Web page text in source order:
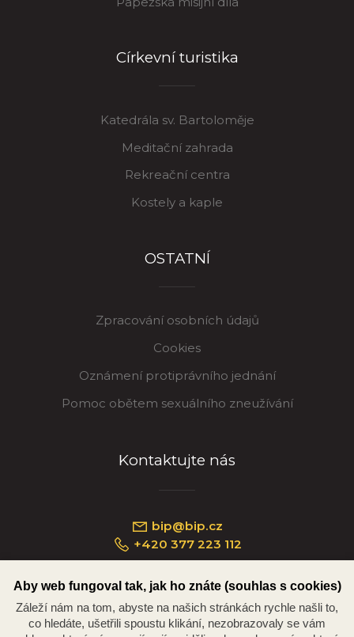
Církevní turistika
Katedrála sv. Bartoloměje
Meditační zahrada
Rekreační centra
Kostely a kaple
OSTATNÍ
Zpracování osobních údajů
Cookies
Oznámení protiprávního jednání
Pomoc obětem sexuálního zneužívání
Kontaktujte nás
bip@bip.cz
+420 377 223 112
Náměstí Republiky 234/35, 301 00 Plzeň
Aby web fungoval tak, jak ho znáte (souhlas s cookies)
Záleží nám na tom, abyste na našich stránkách rychle našli to,
co hledáte, ušetřili spoustu klikání, nezobrazovaly se vám